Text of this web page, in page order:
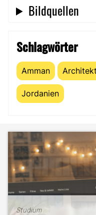
Bildquellen
Schlagwörter
Amman
Jordanien
Studium